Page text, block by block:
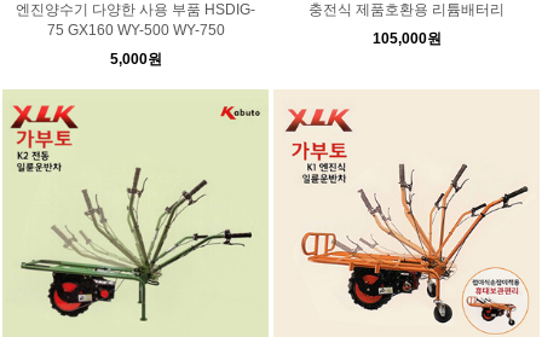
엔진양수기 다양한 사용 부품 HSDIG-
75 GX160 WY-500 WY-750
5,000원
충전식 제품호환용 리튬배터리
105,000원